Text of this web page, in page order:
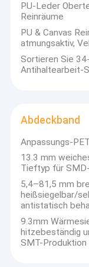
PU-Leder
Reinräume
PU & Canvas
atmungsaktiv,
Sortieren Sie
Antihaltearbeit-
Abdeckband
Anpassungs-
13.3 mm
Tieftyp für
5,4–81,5 mm
heißsiegelbar/
antistatisch
9.3mm
hitzebeständig
SMT-Produktion